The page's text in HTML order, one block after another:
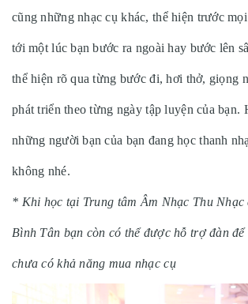
cũng những nhạc cụ khác, thể hiện trước
tới một lúc bạn bước ra ngoài hay bước lên
thể hiện rõ qua từng bước đi, hơi thở, giọng
phát triển theo từng ngày tập luyện của bạn.
những người bạn của bạn đang học thanh
không nhé.
* Khi học tại Trung tâm Âm Nhạc Thu Nhạc
Bình Tân bạn còn có thể được hỗ trợ đàn để
chưa có khả năng mua nhạc cụ